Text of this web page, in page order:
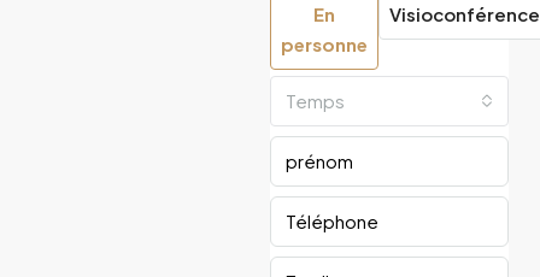
En
personne
Visioconférence
Temps